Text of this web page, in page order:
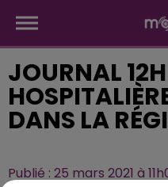
JOURNAL
DANS LA
Publié : 25 mars 2021 à